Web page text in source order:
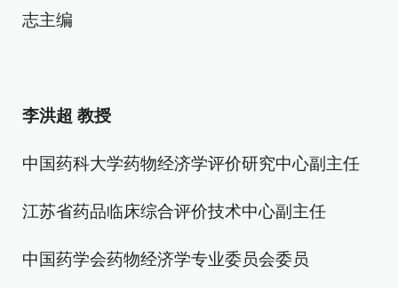
志主编
李洪超 教授
中国药科大学药物经济学评价研究中心副主任
江苏省药品临床综合评价技术中心副主任
中国药学会药物经济学专业委员会委员